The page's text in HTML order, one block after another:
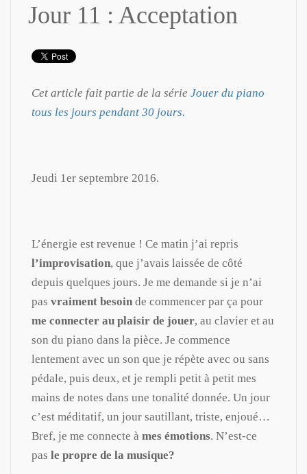
Jour 11 : Acceptation
Cet article fait partie de la série Jouer du piano
tous les jours pendant 30 jours.
Jeudi 1er septembre 2016.
L’énergie est revenue ! Ce matin j’ai repris
l’improvisation, que j’avais laissée de côté
depuis quelques jours. Je me demande si je n’ai
pas vraiment besoin de commencer par ça pour
me connecter au plaisir de jouer, au clavier et au
son du piano dans la pièce. Je commence
lentement avec un son que je répète avec ou sans
pédale, puis deux, et je rempli petit à petit mes
mains de notes dans une tonalité donnée. Un jour
c’est méditatif, un jour sautillant, triste, enjoué…
Bref, je me connecte à mes émotions. N’est-ce
pas le propre de la musique?